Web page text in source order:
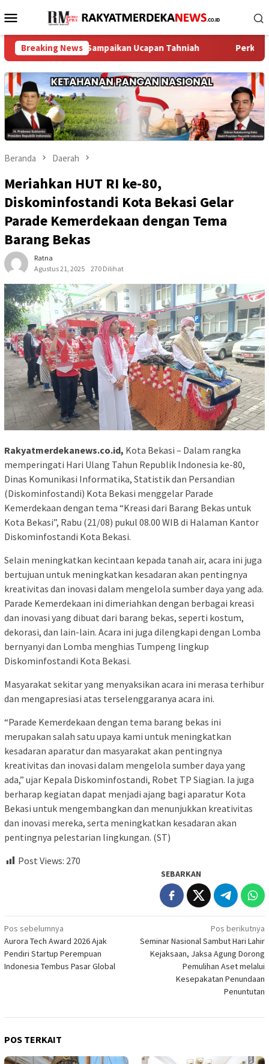
ke
Menu
Mobile
Breaking News
Sampaikan Ucapan Tahniah Perkuat Jaga
Beranda Daerah
Meriahkan HUT RI ke-80,
Diskominfostandi Kota Bekasi Gelar
Parade Kemerdekaan dengan Tema
Barang Bekas
Ratna
Agustus 21, 2025
270 Dilihat
Rakyatmerdekanews.co.id, Kota Bekasi – Dalam rangka
memperingati Hari Ulang Tahun Republik Indonesia ke-80,
Dinas Komunikasi Informatika, Statistik dan Persandian
(Diskominfostandi) Kota Bekasi menggelar Parade
Kemerdekaan dengan tema “Kreasi dari Barang Bekas untuk
Kota Bekasi”, Rabu (21/08) pukul 08.00 WIB di Halaman Kantor
Diskominfostandi Kota Bekasi.
Selain meningkatkan kecintaan kepada tanah air, acara ini juga
bertujuan untuk meningkatkan kesadaran akan pentingnya
kreativitas dan inovasi dalam mengelola sumber daya yang ada.
Parade Kemerdekaan ini dimeriahkan dengan berbagai kreasi
dan inovasi yang dibuat dari barang bekas, seperti kostum,
dekorasi, dan lain-lain. Acara ini juga dilengkapi dengan Lomba
bernyanyi dan Lomba menghias Tumpeng lingkup
Diskominfostandi Kota Bekasi.
Masyarakat sekitar yang menyaksikan acara ini merasa terhibur
dan mengapresiasi atas terselenggaranya acara ini.
“Parade Kemerdekaan dengan tema barang bekas ini
merupakan salah satu upaya kami untuk meningkatkan
kesadaran aparatur dan masyarakat akan pentingnya
kreativitas dan inovasi dalam mengelola sumber daya yang
ada,” ujar Kepala Diskominfostandi, Robet TP Siagian. Ia juga
berharap kegiatan dapat menjadi ajang bagi aparatur Kota
Bekasi untuk mengembangkan dan menunjukkan kreativitas
dan inovasi mereka, serta meningkatkan kesadaran akan
pentingnya pelestarian lingkungan. (ST)
Post Views: 270
SEBARKAN
Navigasi
pos
Pos sebelumnya
Aurora Tech Award 2026 Ajak
Pendiri Startup Perempuan
Indonesia Tembus Pasar Global
Pos berikutnya
Seminar Nasional Sambut Hari Lahir
Kejaksaan, Jaksa Agung Dorong
Pemulihan Aset melalui
Kesepakatan Penundaan
Penuntutan
POS TERKAIT